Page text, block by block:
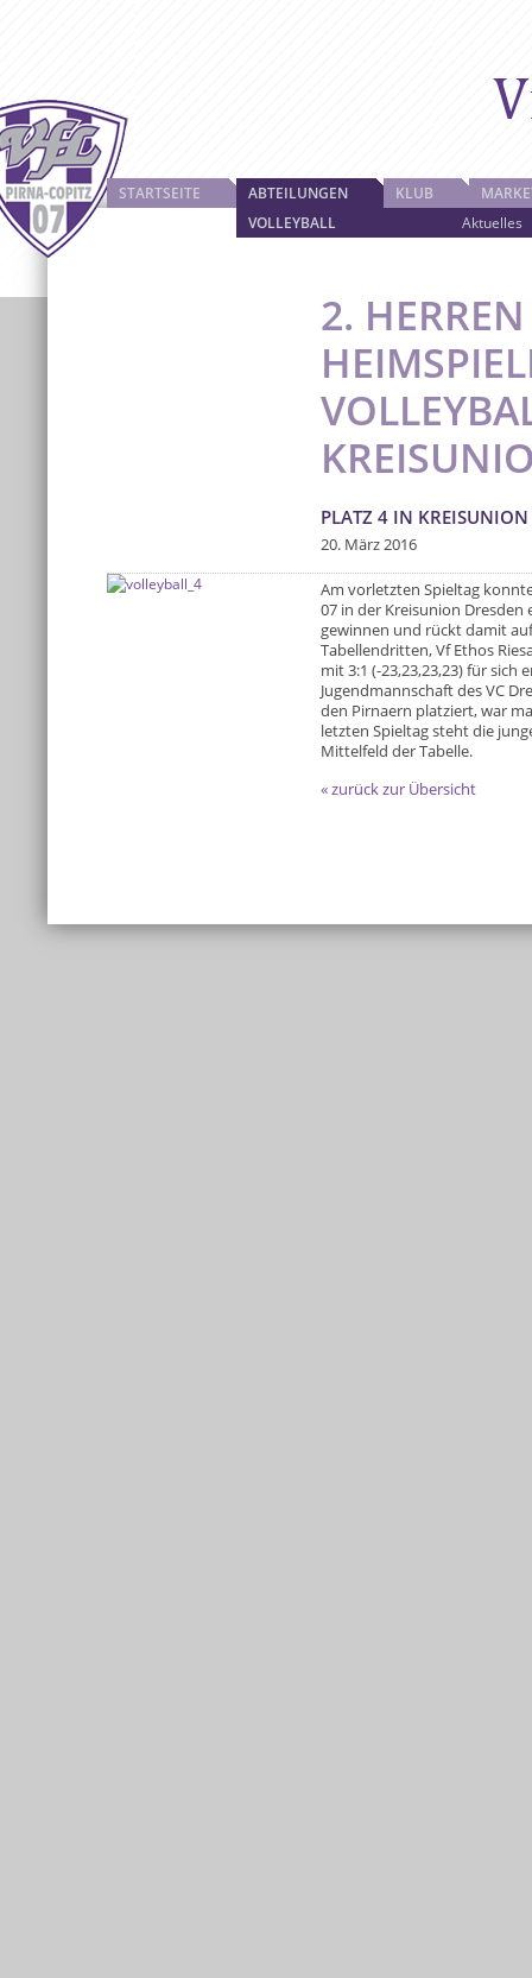
STARTSEITE
ABTEILUNGEN
VOLLEYBALL
Aktuelles
KLUB
2.
PLATZ 4 IN KREISUNION
20. März 2016
Am vorletzten Spieltag
07 in der Kreisunion Dresden
gewinnen und rückt damit
Tabellendritten, Vf Ethos
mit 3:1 (-23,23,23,23) für sich
Jugendmannschaft des VC
den Pirnaern platziert, war
letzten Spieltag steht die
Mittelfeld der Tabelle.
« zurück zur Übersicht